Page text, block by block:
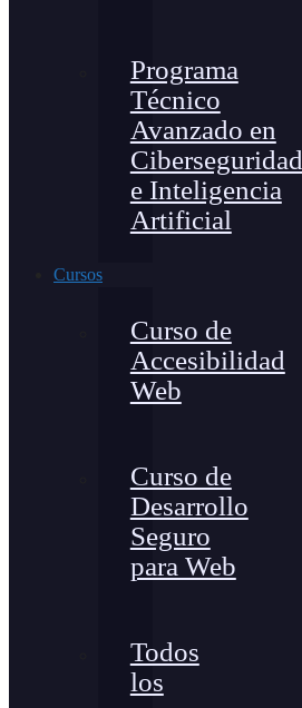
Programa
Técnico
Avanzado en
Ciberseguridad
e Inteligencia
Artificial
Cursos
Curso de
Accesibilidad
Web
Curso de
Desarrollo
Seguro
para Web
Todos
los